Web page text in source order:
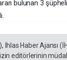
bulunan 3
İhlas Haber Ajansı
editörlerinin